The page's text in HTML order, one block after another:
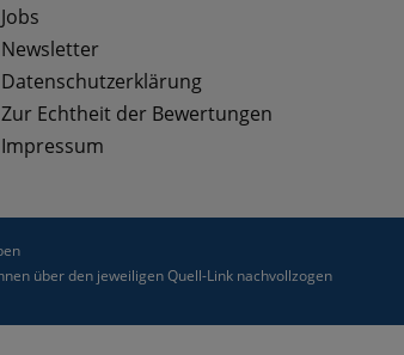
Jobs
Newsletter
Datenschutzerklärung
Zur Echtheit der Bewertungen
Impressum
über den jeweiligen Quell-Link nachvollzogen